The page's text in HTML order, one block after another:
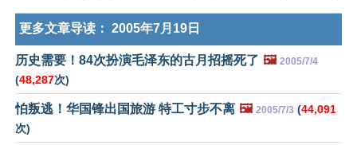
更多文章导读： 2005年7月19日
历史需要！84次扮演毛泽东的古月招摇死了 🖼️ 2005/7/4
(48,287次)
怕叛逃！华国锋出国旅游 特工寸步不离 🖼️ 2005/7/3 (44,091
次)